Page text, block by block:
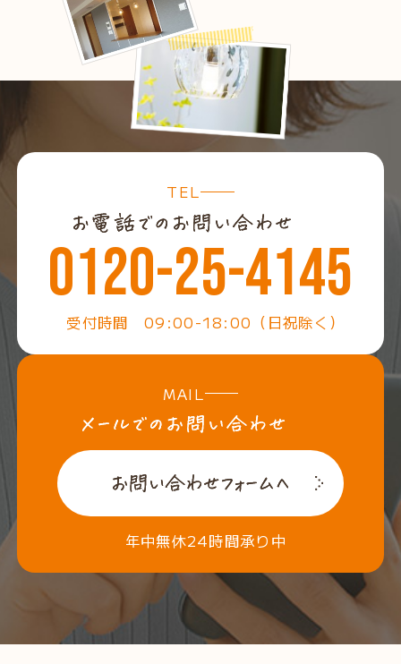
TEL
0120-25-4145
受付時間 09:00-18:00（日祝除く）
MAIL
年中無休24時間承り中